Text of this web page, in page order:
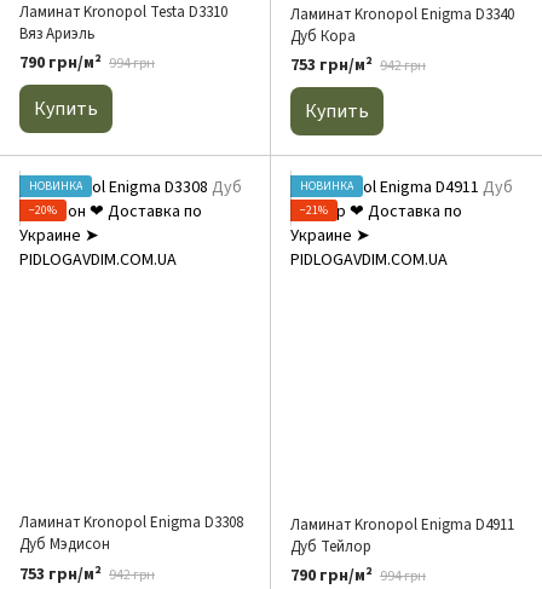
Ламинат Kronopol Testa D3310
Вяз Ариэль
790 грн/м² 994 грн
Купить
Ламинат Kronopol Enigma D3340
Дуб Кора
753 грн/м² 942 грн
Купить
НОВИНКА
−20%
Ламинат Kronopol Enigma D3308
Дуб Мэдисон
753 грн/м² 942 грн
НОВИНКА
−21%
Ламинат Kronopol Enigma D4911
Дуб Тейлор
790 грн/м² 994 грн